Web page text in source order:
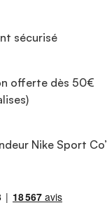
sécurisé
offerte dès 50€
Nike Sport Co’